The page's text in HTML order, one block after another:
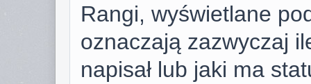
Rangi, wyświetlane
oznaczają zazwyczaj
napisał lub jaki ma